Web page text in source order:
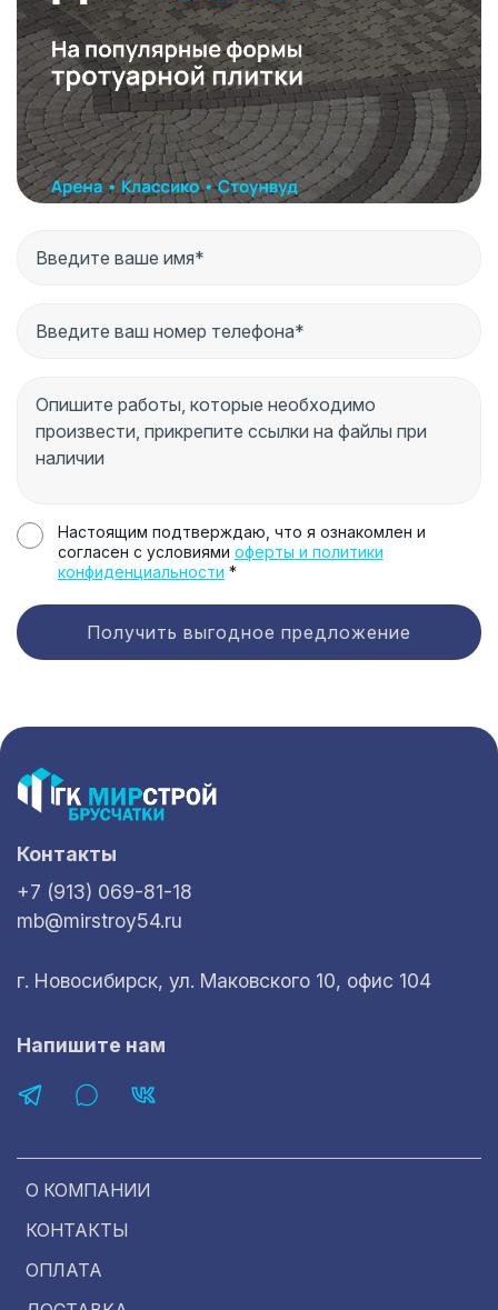
Настоящим подтверждаю, что я ознакомлен и
согласен с условиями оферты и политики
конфиденциальности *
Получить выгодное предложение
О КОМПАНИИ
КОНТАКТЫ
ОПЛАТА
Контакты
+7 (913) 069-81-18
mb@mirstroy54.ru
г. Новосибирск, ул. Маковского 10, офис 104
Напишите нам